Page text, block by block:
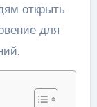
открыть
для